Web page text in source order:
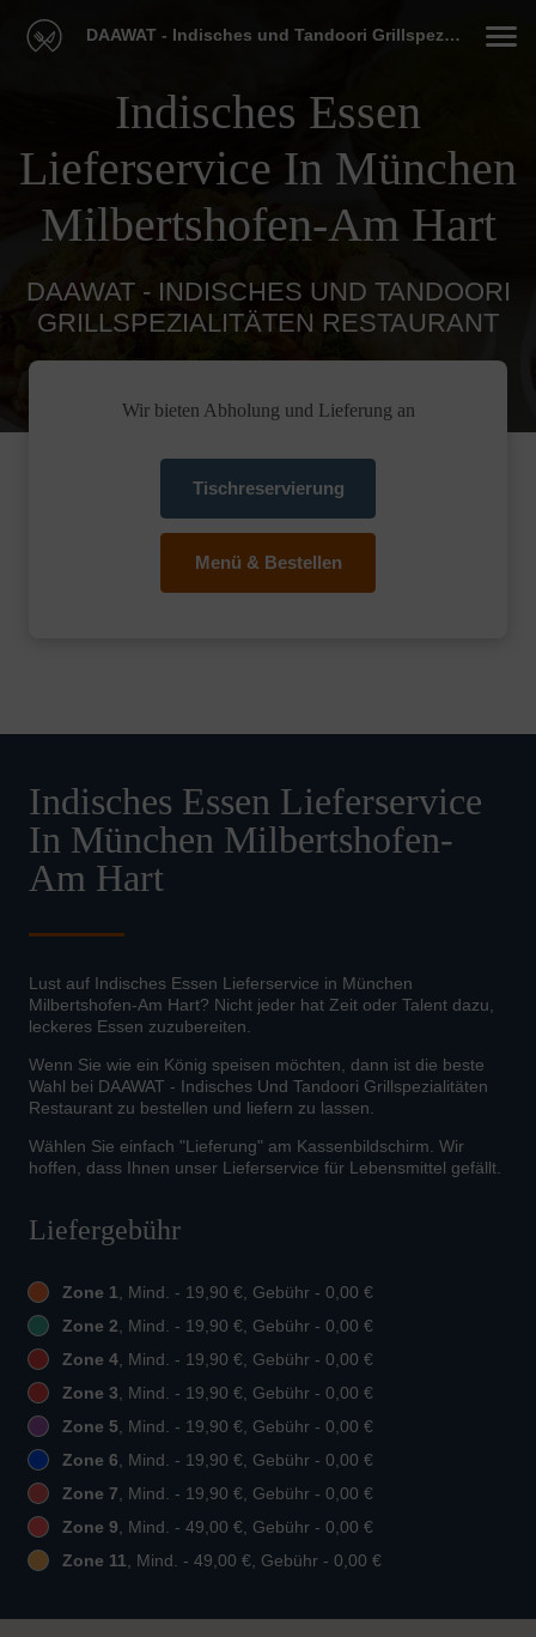
DAAWAT - Indisches und Tandoori Grillspezialitäten Restaurant
Indisches Essen
Lieferservice In München
Milbertshofen-Am Hart
DAAWAT - INDISCHES UND TANDOORI
GRILLSPEZIALITÄTEN RESTAURANT
Wir bieten Abholung und Lieferung an
Tischreservierung
Menü & Bestellen
Indisches Essen Lieferservice
In München Milbertshofen-
Am Hart
Lust auf Indisches Essen Lieferservice in München
Milbertshofen-Am Hart? Nicht jeder hat Zeit oder Talent dazu,
leckeres Essen zuzubereiten.
Wenn Sie wie ein König speisen möchten, dann ist die beste
Wahl bei DAAWAT - Indisches Und Tandoori Grillspezialitäten
Restaurant zu bestellen und liefern zu lassen.
Wählen Sie einfach "Lieferung" am Kassenbildschirm. Wir
hoffen, dass Ihnen unser Lieferservice für Lebensmittel gefällt.
Liefergebühr
Zone 1, Mind. - 19,90 €, Gebühr - 0,00 €
Zone 2, Mind. - 19,90 €, Gebühr - 0,00 €
Zone 4, Mind. - 19,90 €, Gebühr - 0,00 €
Zone 3, Mind. - 19,90 €, Gebühr - 0,00 €
Zone 5, Mind. - 19,90 €, Gebühr - 0,00 €
Zone 6, Mind. - 19,90 €, Gebühr - 0,00 €
Zone 7, Mind. - 19,90 €, Gebühr - 0,00 €
Zone 9, Mind. - 49,00 €, Gebühr - 0,00 €
Zone 11, Mind. - 49,00 €, Gebühr - 0,00 €